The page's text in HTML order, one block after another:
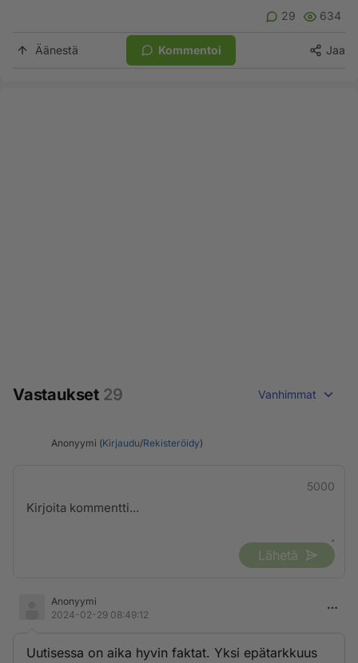
29 634
Äänestä Kommentoi Jaa
Vastaukset 29 Vanhimmat
Anonyymi (Kirjaudu/Rekisteröidy)
5000
Lähetä
Anonyymi
2024-02-29 08:49:12
Uutisessa on aika hyvin faktat. Yksi epätarkkuus